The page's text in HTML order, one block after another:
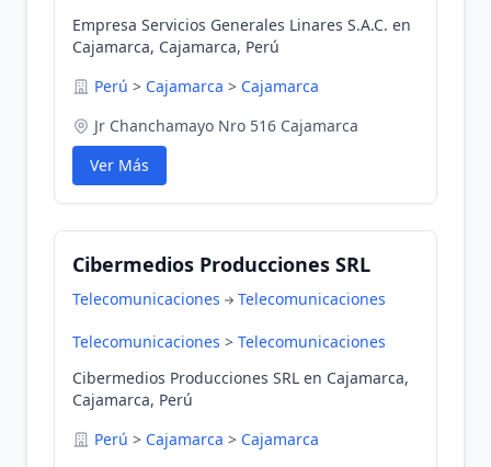
Empresa Servicios Generales Linares S.A.C. en
Cajamarca, Cajamarca, Perú
Perú > Cajamarca > Cajamarca
Jr Chanchamayo Nro 516 Cajamarca
Ver Más
Cibermedios Producciones SRL
Telecomunicaciones Telecomunicaciones
Telecomunicaciones > Telecomunicaciones
Cibermedios Producciones SRL en Cajamarca,
Cajamarca, Perú
Perú > Cajamarca > Cajamarca